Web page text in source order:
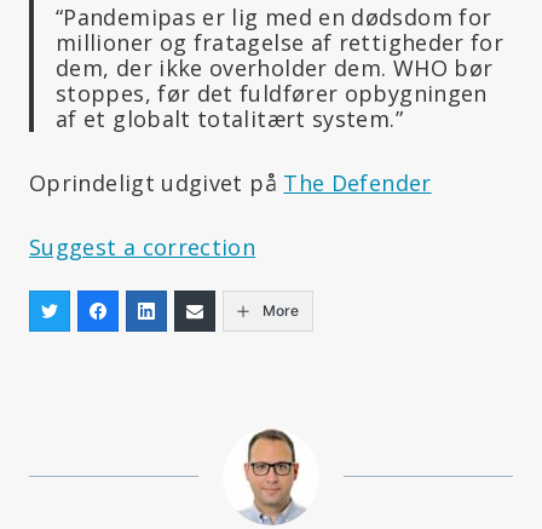
“Pandemipas er lig med en dødsdom for
millioner og fratagelse af rettigheder for
dem, der ikke overholder dem. WHO bør
stoppes, før det fuldfører opbygningen
af et globalt totalitært system.”
Oprindeligt udgivet på The Defender
Suggest a correction
More